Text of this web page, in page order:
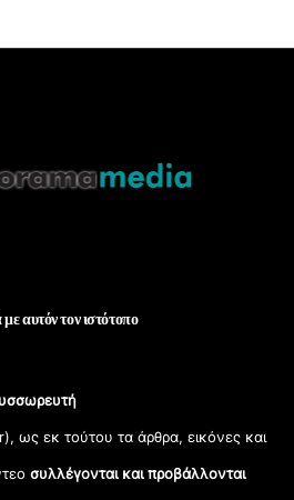
Top
με αυτόν τον ιστότοπο
ως εκ τούτου τα άρθρα, εικόνες και
συλλέγονται και προβάλλονται